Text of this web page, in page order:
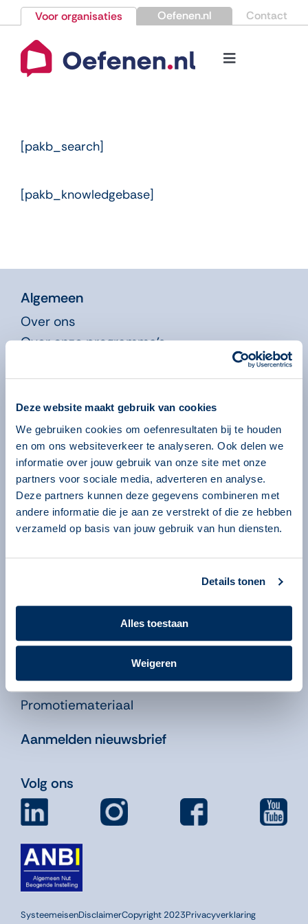
Deze website maakt gebruik van cookies
We gebruiken cookies om oefenresultaten bij te houden
en om ons websiteverkeer te analyseren. Ook delen we
informatie over jouw gebruik van onze site met onze
partners voor sociale media, adverteren en analyse.
Deze partners kunnen deze gegevens combineren met
andere informatie die je aan ze verstrekt of die ze hebben
verzameld op basis van jouw gebruik van hun diensten.
Details tonen
Alles toestaan
Weigeren
naar
inhoud
Voor organisaties Oefenen.nl Contact
Toggle
Nieuws
Kennisbank
[pakb_search]
[pakb_knowledgebase]
Algemeen
Over ons
Over onze programma’s
Volgsysteem
Beheeromgeving
Nieuws
Kennisbank
Leren in de Educatie
Didactiekfilms
Publicaties
Licentie bestellen
Bordspel bestellen
Contact
Veelgestelde vragen
Pers
Promotiemateriaal
Aanmelden nieuwsbrief
Volg ons
SysteemeisenDisclaimerCopyright 2023Privacyverklaring